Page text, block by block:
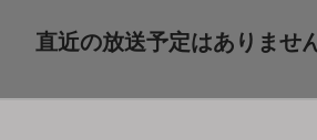
直近の放送予定はありませ